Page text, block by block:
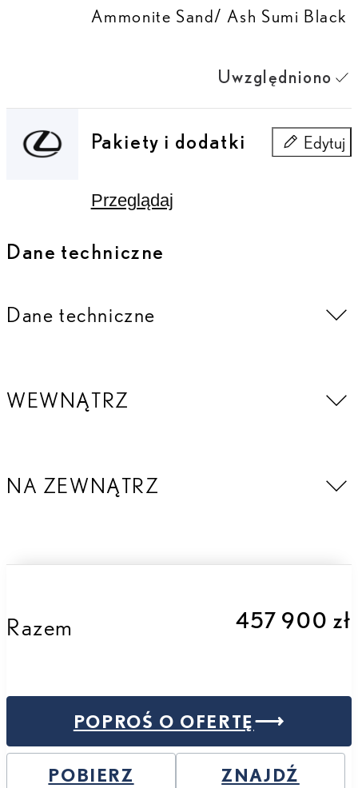
Ammonite Sand/ Ash Sumi Black
Uwzględniono
Pakiety i dodatki Edytuj
Pakiety i
Przeglądaj
Dane techniczne
Dane techniczne
WEWNĄTRZ
NA ZEWNĄTRZ
Razem 457 900 zł
POPROŚ O OFERTĘ
POBIERZ
ZNAJDŹ